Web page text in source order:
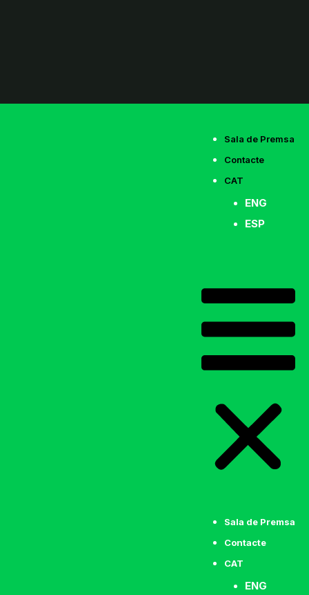
Sala de Premsa
Contacte
CAT
ENG
ESP
Sala de Premsa
Contacte
CAT
ENG